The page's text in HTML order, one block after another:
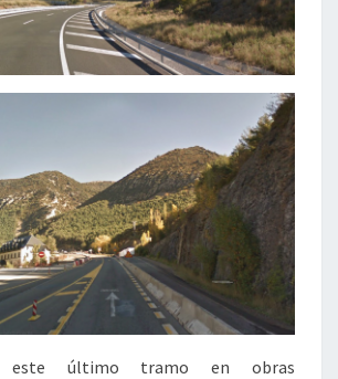
este último tramo en obras